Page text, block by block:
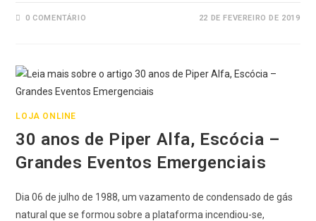
0 COMENTÁRIO 22 DE FEVEREIRO DE 2019
LOJA ONLINE
30 anos de Piper Alfa, Escócia –
Grandes Eventos Emergenciais
Dia 06 de julho de 1988, um vazamento de condensado de gás
natural que se formou sobre a plataforma incendiou-se,